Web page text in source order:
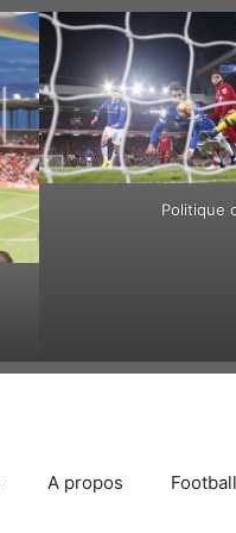
Politique
A propos Football